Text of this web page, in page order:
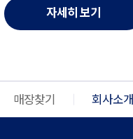
자세히 보기
매장찾기 회사소개